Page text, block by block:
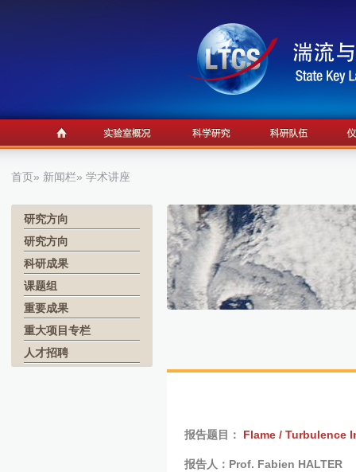
首页» 新闻栏» 学术讲座
研究方向
研究方向
科研成果
课题组
重要成果
重大项目专栏
人才招聘
报告题目： Flame / Turbulence
报告人： Prof. Fabien HALTER